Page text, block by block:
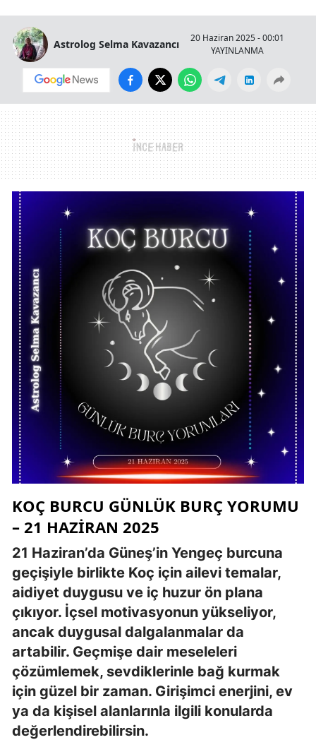
Astrolog Selma Kavazancı
20 Haziran 2025 - 00:01
YAYINLANMA
KOÇ BURCU GÜNLÜK BURÇ YORUMU
– 21 HAZIRAN 2025
21 Haziran’da Güneş’in Yengeç burcuna
geçişiyle birlikte Koç için ailevi temalar,
aidiyet duygusu ve iç huzur ön plana
çıkıyor. İçsel motivasyonun yükseliyor,
ancak duygusal dalgalanmalar da
artabilir. Geçmişe dair meseleleri
çözümlemek, sevdiklerinle bağ kurmak
için güzel bir zaman. Girişimci enerjini, ev
ya da kişisel alanlarınla ilgili konularda
değerlendirebilirsin.